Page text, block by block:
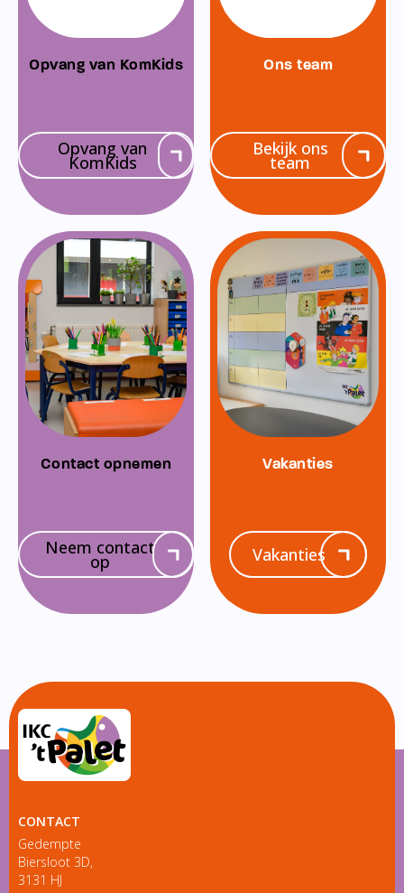
Opvang van KomKids
Opvang van
KomKids
Ons team
Bekijk ons
team
Contact opnemen
Neem contact
op
Vakanties
Vakanties
CONTACT
Gedempte
Biersloot 3D,
3131 HJ